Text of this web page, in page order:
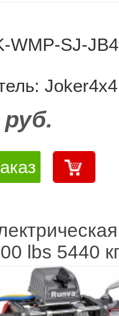
WMP-SJ-
Joker4x4
руб.
lbs 5440